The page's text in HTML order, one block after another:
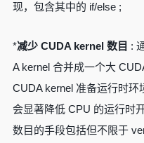
现，包含其中的 if/else ;
*减少 CUDA kernel 数目 :
A kernel 合并成一个大
CUDA kernel 准备运行时
会显著降低 CPU 的运行时
数目的手段包括但不限于